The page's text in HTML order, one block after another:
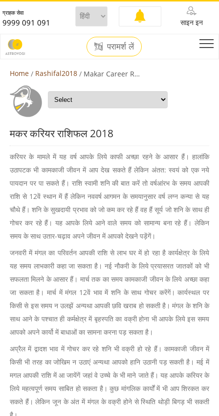
ग्राहक सेवा
9999 091 091 साइन इन
परामर्श लें
Home Rashifal2018 Makar Career Rashifal 2018
मकर करियर राशिफल 2018
करियर के मामले में यह वर्ष आपके लिये काफी अच्छा रहने के आसार हैं। हालांकि
उठापटक भी कामकाजी जीवन में आप देख सकते हैं लेकिन अंतत: स्वयं को एक नये
पायदान पर पा सकते हैं। राशि स्वामी शनि की बात करें तो वर्षआंरभ के समय आपकी
राशि से 12वें स्थान में हैं लेकिन नववर्ष आगमन के समयानुसार वर्ष लग्न कन्या से यह
चौथे हैं। शनि के सुखदायी प्रभाव को जो कम कर रहे हैं वह हैं सूर्य जो शनि के साथ ही
गोचर कर रहे हैं। यह आपके लिये आने वाले समय को सामान्य बना रहे हैं। लेकिन
समय के साथ उतार-चढ़ाव अपने जीवन में आपको देखने पड़ेंगें।
जनवरी में मंगल का परिवर्तन आपकी राशि से लाभ घर में हो रहा है कार्यक्षेत्र के लिये
यह समय लाभकारी कहा जा सकता है। नई नौकरी के लिये प्रयासरत जातकों को भी
सफलता मिलने के आसार हैं। मार्च तक का समय कामकाजी जीवन के लिये अच्छा कहा
जा सकता है। मार्च में मंगल 12वें भाव में शनि के साथ गोचर करेंगें। कार्यस्थल पर
किसी से इस समय न उलझें अन्यथा आपकी छवि खराब हो सकती है। मंगल के शनि के
साथ आने के पश्चात ही कर्मक्षेत्र में बृहस्पति का वक्री होना भी आपके लिये इस समय
आपको अपने कार्यो में बाधाओं का सामना करना पड़ सकता है।
अप्रैल में द्वादश भाव में गोचर कर रहे शनि भी वक्री हो रहे हैं। कामकाजी जीवन में
किसी भी तरह का जोखिम न उठाएं अन्यथा आपको हानि उठानी पड़ सकती है। मई में
मगल आपकी राशि में आ जायेंगें जहां वे उच्चे के भी माने जाते हैं। यह आपके करियर के
लिये महत्वपूर्ण समय साबित हो सकता है। कुछ मांगलिक कार्यों में भी आप शिरकत कर
सकते हैं। लेकिन जून के अंत में मंगल के वक्री होने से स्थिति थोड़ी बिगड़ भी सकती